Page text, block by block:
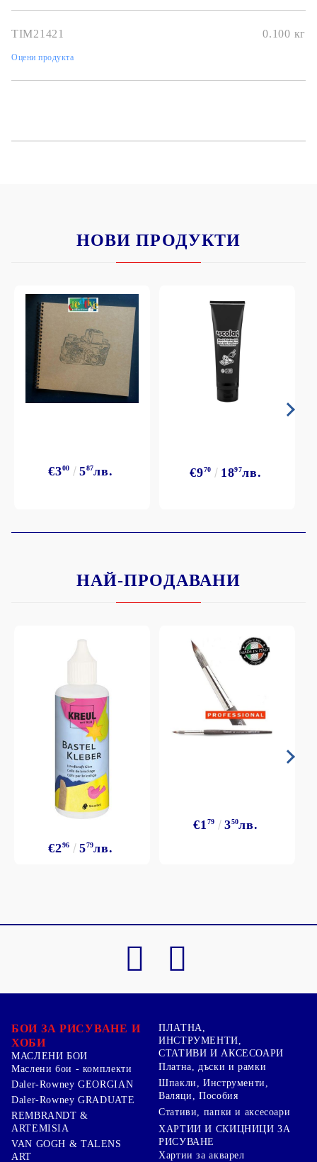
TIM21421 0.100 кг
Оцени продукта
НОВИ ПРОДУКТИ
€300 587лв. €970 1897лв.
НАЙ-ПРОДАВАНИ
€296 579лв.
€1 79 350лв.
БОИ ЗА РИСУВАНЕ И
ХОБИ
МАСЛЕНИ БОИ
Маслени бои - комплекти
Daler-Rowney GEORGIAN
Daler-Rowney GRADUATE
REMBRANDT &
ARTEMISIA
VAN GOGH & TALENS
ART
ПЛАТНА,
ИНСТРУМЕНТИ,
СТАТИВИ И АКСЕСОАРИ
Платна, дъски и рамки
Шпакли, Инструменти,
Валяци, Пособия
Стативи, папки и аксесоари
ХАРТИИ И СКИЦНИЦИ ЗА
РИСУВАНЕ
Хартии за акварел